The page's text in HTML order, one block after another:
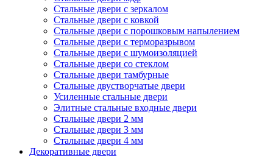
Стальные двери с зеркалом
Стальные двери с ковкой
Стальные двери с порошковым напылением
Стальные двери с терморазрывом
Стальные двери с шумоизоляцией
Стальные двери со стеклом
Стальные двери тамбурные
Стальные двустворчатые двери
Усиленные стальные двери
Элитные стальные входные двери
Стальные двери 2 мм
Стальные двери 3 мм
Стальные двери 4 мм
Декоративные двери